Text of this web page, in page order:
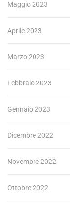
Maggio 2023
Aprile 2023
Marzo 2023
Febbraio 2023
Gennaio 2023
Dicembre 2022
Novembre 2022
Ottobre 2022